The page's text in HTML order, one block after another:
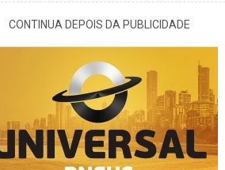
CONTINUA DEPOIS DA PUBLICIDADE